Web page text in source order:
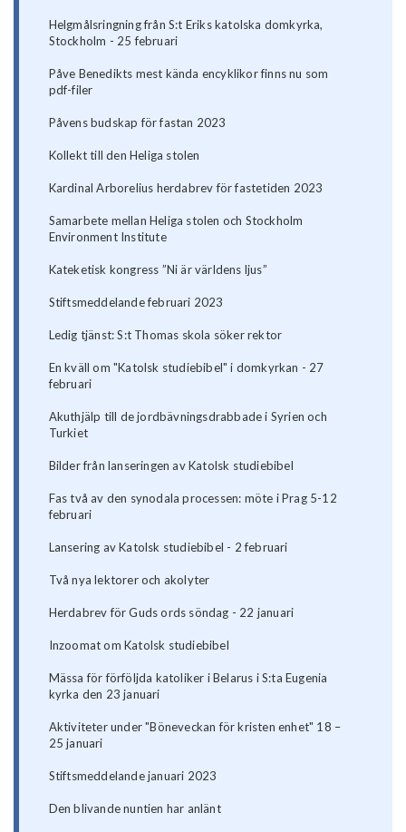
Helgmålsringning från S:t Eriks katolska domkyrka,
Stockholm - 25 februari
Påve Benedikts mest kända encyklikor finns nu som
pdf-filer
Påvens budskap för fastan 2023
Kollekt till den Heliga stolen
Kardinal Arborelius herdabrev för fastetiden 2023
Samarbete mellan Heliga stolen och Stockholm
Environment Institute
Kateketisk kongress ”Ni är världens ljus”
Stiftsmeddelande februari 2023
Ledig tjänst: S:t Thomas skola söker rektor
En kväll om "Katolsk studiebibel" i domkyrkan - 27
februari
Akuthjälp till de jordbävningsdrabbade i Syrien och
Turkiet
Bilder från lanseringen av Katolsk studiebibel
Fas två av den synodala processen: möte i Prag 5-12
februari
Lansering av Katolsk studiebibel - 2 februari
Två nya lektorer och akolyter
Herdabrev för Guds ords söndag - 22 januari
Inzoomat om Katolsk studiebibel
Mässa för förföljda katoliker i Belarus i S:ta Eugenia
kyrka den 23 januari
Aktiviteter under "Böneveckan för kristen enhet" 18 –
25 januari
Stiftsmeddelande januari 2023
Den blivande nuntien har anlänt